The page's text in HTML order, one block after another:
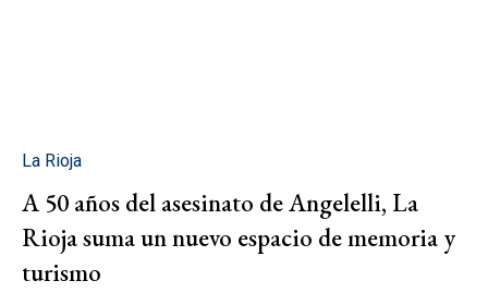
La Rioja
A 50 años del asesinato de Angelelli, La
Rioja suma un nuevo espacio de memoria y
turismo